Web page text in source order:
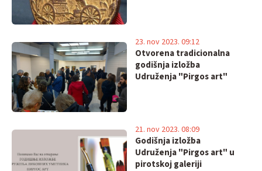
Otvorena tradicionalna
godišnja izložba
Udruženja "Pirgos art"
23. nov 2023. 09:12
Godišnja izložba
Udruženja "Pirgos art" u
pirotskoj galeriji
21. nov 2023. 08:09